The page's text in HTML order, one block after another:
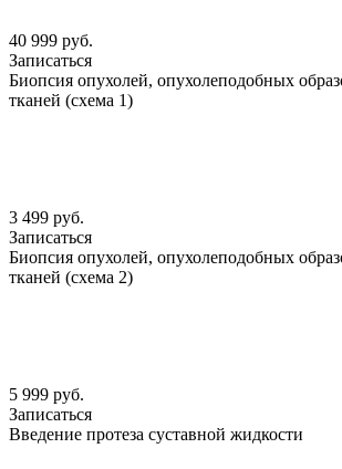
40 999 руб.
Записаться
Биопсия опухолей, опухолеподобных
тканей (схема 1)
3 499 руб.
Записаться
Биопсия опухолей, опухолеподобных
тканей (схема 2)
5 999 руб.
Записаться
Введение протеза суставной жидкости